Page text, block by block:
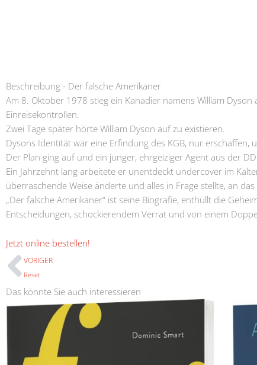
Beschreibung - Der falsche Amerikaner
Am 8. Oktober 1978 stieg ein Kanadier namens William
Einreisekontrollen.
Zwei Tage später hörte William Dyson auf zu existieren.
Dysons Identität war eine Erfindung des KGB, nur erschaffen,
Der Plan ging auf und ein junger, ehrgeiziger Agent aus der
Ein Jahrzehnt lang arbeitete er unentdeckt undercover im
überraschende Weise änderte und alles in Frage stellte, an
„Der falsche Amerikaner“ ist seine Biografie, enthüllt die
Entscheidungen, schockierendem Verrat und von einem
Jetzt online bestellen!
Prev
VORIGER
Reset
Das könnte Sie auch interessieren